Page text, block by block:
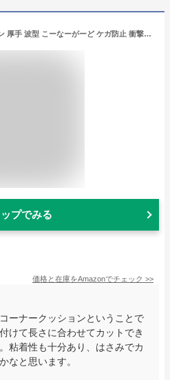
コーナーガード クッション 厚手 波型 こーなーがーど ケガ防止 衝撃吸収 セーフティグッズ プロテクター 怪我防止 安全対策 両面テープ付 柔らか 保育園 ホワイト（コーナークッション 白 全長5M）
プでみる
価格と在庫をAmazonでチェック >>
ーナークッションということで
けて長さに合わせてカットでき
粘着性も十分あり、はさみでカ
なと思います。